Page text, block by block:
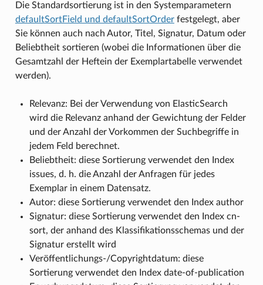
Die Standardsortierung ist in den Systemparametern
defaultSortField und defaultSortOrderfestgelegt, aber
Sie können auch nach Autor, Titel, Signatur, Datum oder
Beliebtheit sortieren (wobei die Informationen über die
Gesamtzahl der Heftein der Exemplartabelle verwendet
werden).
Relevanz: Bei der Verwendung von ElasticSearch
wird die Relevanz anhand der Gewichtung der Felder
und der Anzahl der Vorkommen der Suchbegriffe in
jedem Feld berechnet.
Beliebtheit: diese Sortierung verwendet den Index
issues, d. h. die Anzahl der Anfragen für jedes
Exemplar in einem Datensatz.
Autor: diese Sortierung verwendet den Index author
Signatur: diese Sortierung verwendet den Index cn-
sort, der anhand des Klassifikationsschemas und der
Signatur erstellt wird
Veröffentlichungs-/Copyrightdatum: diese
Sortierung verwendet den Index date-of-publication